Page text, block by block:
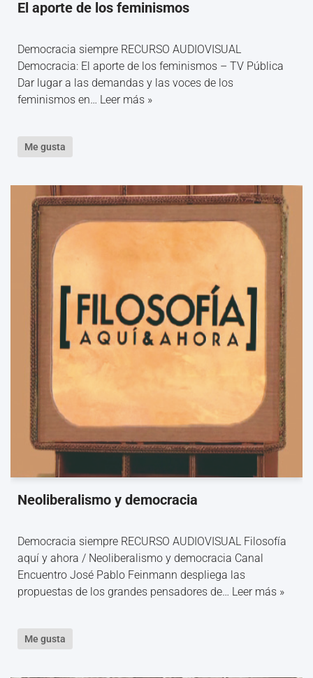
El aporte de los feminismos
Democracia siempre RECURSO AUDIOVISUAL
Democracia: El aporte de los feminismos – TV Pública
Dar lugar a las demandas y las voces de los
feminismos en… Leer más »
Me gusta
Neoliberalismo y democracia
Democracia siempre RECURSO AUDIOVISUAL Filosofía
aquí y ahora / Neoliberalismo y democracia Canal
Encuentro José Pablo Feinmann despliega las
propuestas de los grandes pensadores de… Leer más »
Me gusta